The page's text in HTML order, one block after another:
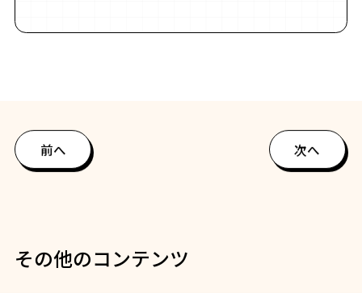
前へ 次へ
その他のコンテンツ